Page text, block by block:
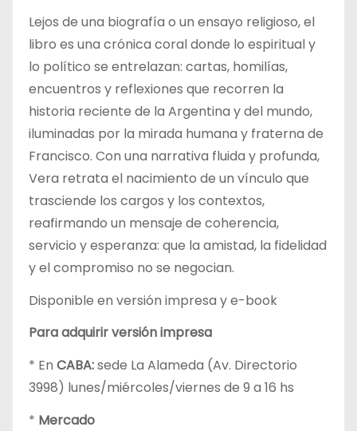
Lejos de una biografía o un ensayo religioso, el
libro es una crónica coral donde lo espiritual y
lo político se entrelazan: cartas, homilías,
encuentros y reflexiones que recorren la
historia reciente de la Argentina y del mundo,
iluminadas por la mirada humana y fraterna de
Francisco. Con una narrativa fluida y profunda,
Vera retrata el nacimiento de un vínculo que
trasciende los cargos y los contextos,
reafirmando un mensaje de coherencia,
servicio y esperanza: que la amistad, la fidelidad
y el compromiso no se negocian.
Disponible en versión impresa y e-book
Para adquirir versión impresa
* En CABA:sede La Alameda (Av. Directorio
3998) lunes/miércoles/viernes de 9 a 16 hs
* Mercado